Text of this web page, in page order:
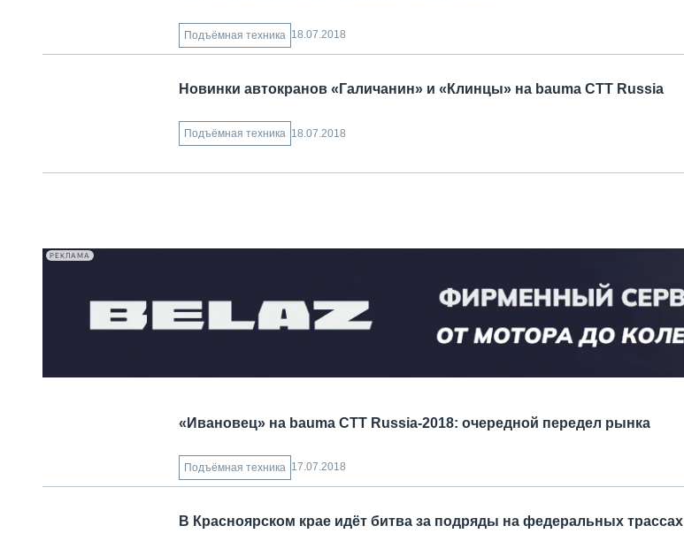
Подъёмная техника 18.07.2018
Новинки автокранов «Галичанин» и «Клинцы» на bauma СТТ Russia
Подъёмная техника 18.07.2018
РЕКЛАМА
«Ивановец» на bauma СТТ Russia-2018: очередной передел рынка
Подъёмная техника 17.07.2018
В Красноярском крае идёт битва за подряды на федеральных трассах